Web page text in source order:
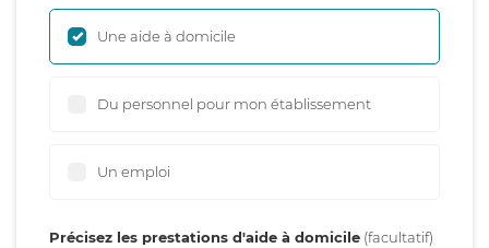
Une aide à domicile
Du personnel pour mon établissement
Un emploi
Précisez les prestations d'aide à domicile